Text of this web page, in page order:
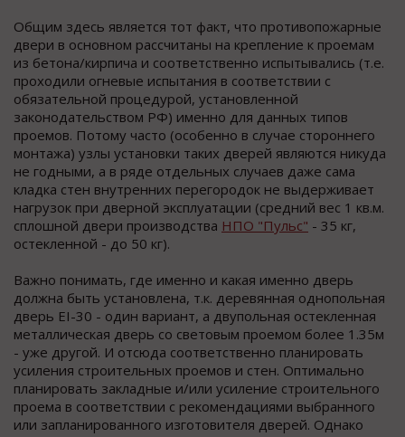
Общим здесь является тот факт, что противопожарные
двери в основном рассчитаны на крепление к проемам
из бетона/кирпича и соответственно испытывались (т.е.
проходили огневые испытания в соответствии с
обязательной процедурой, установленной
законодательством РФ) именно для данных типов
проемов. Потому часто (особенно в случае стороннего
монтажа) узлы установки таких дверей являются никуда
не годными, а в ряде отдельных случаев даже сама
кладка стен внутренних перегородок не выдерживает
нагрузок при дверной эксплуатации (средний вес 1 кв.м.
сплошной двери производства НПО "Пульс" - 35 кг,
остекленной - до 50 кг).
Важно понимать, где именно и какая именно дверь
должна быть установлена, т.к. деревянная однопольная
дверь EI-30 - один вариант, а двупольная остекленная
металлическая дверь со световым проемом более 1.35м
- уже другой. И отсюда соответственно планировать
усиления строительных проемов и стен. Оптимально
планировать закладные и/или усиление строительного
проема в соответствии с рекомендациями выбранного
или запланированного изготовителя дверей. Однако